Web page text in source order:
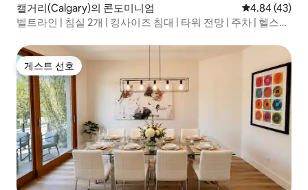
캘거리(Calgary)의 콘도미니엄 평점 4.84점(5
4.84 (43)
벨트라인 | 침실 2개 | 킹사이즈 침대 | 타워 전망 | 주차 | 헬스장
게스트 선호
게스트 선호